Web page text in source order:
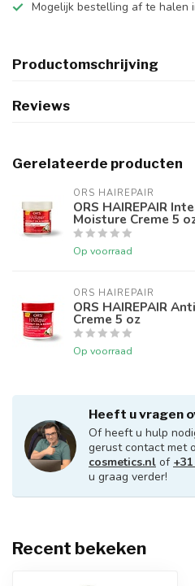
Mogelijk bestelling af te halen
Productomschrijving
Reviews
Gerelateerde producten
ORS HAIREPAIR
ORS HAIREPAIR
Moisture Creme 5
Op voorraad
ORS HAIREPAIR
ORS HAIREPAIR
Creme 5 oz
Op voorraad
Heeft u vragen
Of heeft u hulp
gerust contact met
cosmetics.nl of
u graag verder!
Recent bekeken